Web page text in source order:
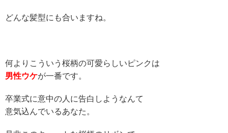
どんな髪型にも合いますね。
何よりこういう桜柄の可愛らしいピンクは
男性ウケが一番です。
卒業式に意中の人に告白しようなんて
意気込んでいるあなた。